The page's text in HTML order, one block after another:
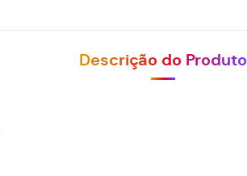
Descrição do Produto